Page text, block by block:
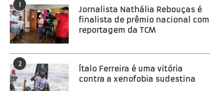
1
Jornalista Nathália Rebouças é
finalista de prêmio nacional com
reportagem da TCM
2
Ítalo Ferreira é uma vitória
contra a xenofobia sudestina